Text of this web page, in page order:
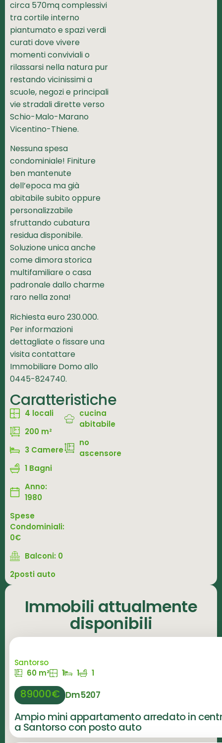
circa 570mq complessivi
tra cortile interno
piantumato e spazi verdi
curati dove vivere
momenti conviviali o
rilassarsi nella natura pur
restando vicinissimi a
scuole, negozi e principali
vie stradali dirette verso
Schio-Malo-Marano
Vicentino-Thiene.
Nessuna spesa
condominiale! Finiture
ben mantenute
dell’epoca ma già
abitabile subito oppure
personalizzabile
sfruttando cubatura
residua disponibile.
Soluzione unica anche
come dimora storica
multifamiliare o casa
padronale dallo charme
raro nella zona!
Richiesta euro 230.000.
Per informazioni
dettagliate o fissare una
visita contattare
Immobiliare Domo allo
0445-824740.
Caratteristiche
4 locali
200 m²
3 Camere
1 Bagni
Anno:
1980
Spese
Condominiali:
0€
Balconi: 0
2posti auto
cucina
abitabile
no
ascensore
Immobili attualmente
disponibili
Santorso
60 m²
1 1 1
89000€ Dm5207
Ampio mini appartamento arredato in
a Santorso con posto auto